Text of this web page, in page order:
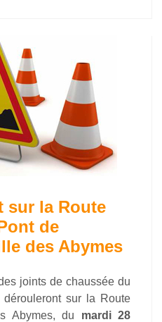
sur la Route
de
des Abymes
joints de chaussée du
sur la Route
Abymes, du mardi 28